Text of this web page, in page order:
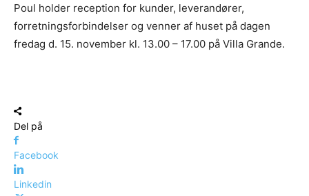
Poul holder reception for kunder, leverandører,
forretningsforbindelser og venner af huset på dagen
fredag d. 15. november kl. 13.00 – 17.00 på Villa Grande.
Del på
Facebook
Linkedin